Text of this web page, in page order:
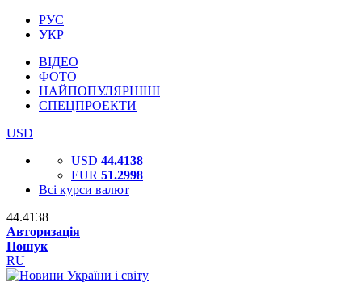
РУС
УКР
ВІДЕО
ФОТО
НАЙПОПУЛЯРНІШІ
СПЕЦПРОЕКТИ
USD
USD 44.4138
EUR 51.2998
Всі курси валют
44.4138
Авторизація
Пошук
RU